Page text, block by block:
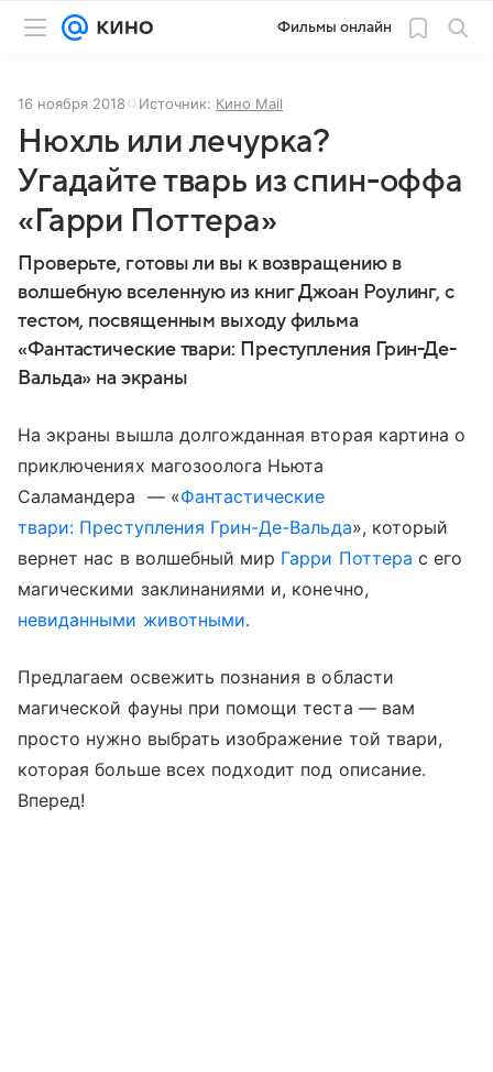
Фильмы онлайн
16 ноября 2018 Источник: Кино Mail
Нюхль или лечурка?
Угадайте тварь из спин-оффа
«Гарри Поттера»
Проверьте, готовы ли вы к возвращению в
волшебную вселенную из книг Джоан Роулинг, с
тестом, посвященным выходу фильма
«Фантастические твари: Преступления Грин-Де-
Вальда» на экраны
На экраны вышла долгожданная вторая картина о
приключениях магозоолога Ньюта
Саламандера — «Фантастические
твари: Преступления Грин-Де-Вальда», который
вернет нас в волшебный мир Гарри Поттера с его
магическими заклинаниями и, конечно,
невиданными животными.
Предлагаем освежить познания в области
магической фауны при помощи теста — вам
просто нужно выбрать изображение той твари,
которая больше всех подходит под описание.
Вперед!